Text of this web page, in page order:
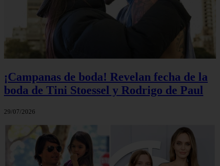
¡Campanas de boda! Revelan fecha de la
boda de Tini Stoessel y Rodrigo de Paul
29/07/2026